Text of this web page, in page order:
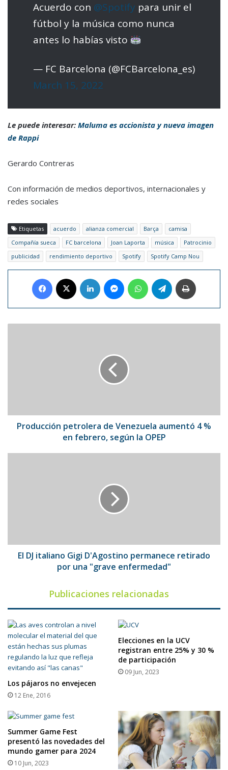
Acuerdo con @Spotify para unir el
fútbol y la música como nunca
antes lo habías visto
— FC Barcelona (@FCBarcelona_es)
March 15, 2022
Le puede interesar: Maluma es accionista y nueva imagen
de Rappi
Gerardo Contreras
Con información de medios deportivos, internacionales y
redes sociales
Etiquetas acuerdo alianza comercial Barça
camisa
Compañía sueca
FC barcelona Joan Laporta música
Patrocinio
publicidad
rendimiento deportivo Spotify Spotify Camp Nou
Facebook LinkedIn MessengerWhatsAppTelegram
febrero,
según
Producción petrolera de Venezuela aumentó 4 %
en febrero, según la OPEP
una
"grave
El DJ italiano Gigi D'Agostino permanece retirado
por una "grave enfermedad"
Publicaciones relacionadas
Los pájaros no envejecen
12 Ene, 2016
Elecciones en la UCV
registran entre 25% y 30 %
de participación
09 Jun, 2023
Summer Game Fest
presentó las novedades del
mundo gamer para 2024
10 Jun, 2023